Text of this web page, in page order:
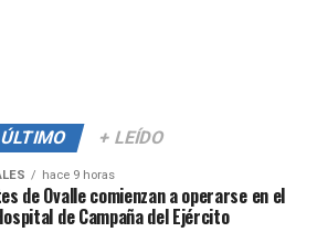
+ LEÍDO
hace 9 horas
de Ovalle comienzan a operarse en el
de Campaña del Ejército